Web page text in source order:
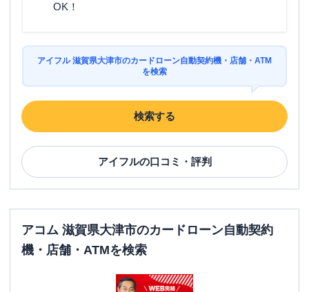
OK！
アイフル 滋賀県大津市のカードローン自動契約機・店舗・ATM
を検索
検索する
アイフルの口コミ・評判
アコム 滋賀県大津市のカードローン自動契約
機・店舗・ATMを検索